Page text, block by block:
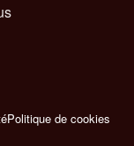
Politique de cookies